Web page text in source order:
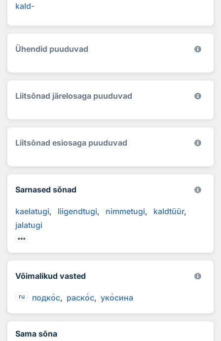
kald-
Ühendid puuduvad
Liitsõnad järelosaga puuduvad
Liitsõnad esiosaga puuduvad
Sarnased sõnad
kaelatugi liigendtugi nimmetugi
kaldtüür
jalatugi
Võimalikud vasted
ru подкос раскос укосина
Sama sõna